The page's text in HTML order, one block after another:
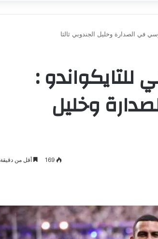
في الصدارة وخليل الجندوبي ثالثا
للتايكواندو :
وخليل
169 أقل من دقيقة